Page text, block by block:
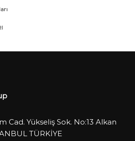
Cad. Yükseliş Sok. No:13 Alkan
TÜRKİYE